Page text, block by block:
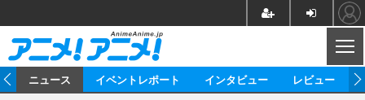
ニュース イベントレポート インタビュー レビュー